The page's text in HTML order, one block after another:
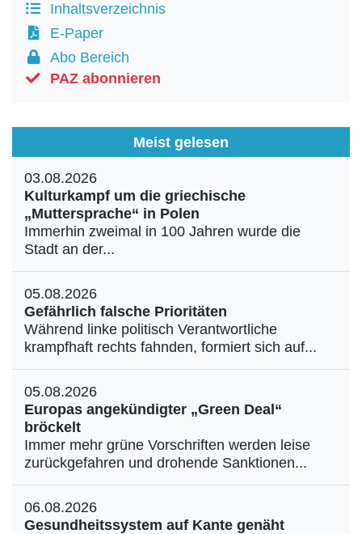
Inhaltsverzeichnis
E-Paper
Abo Bereich
PAZ abonnieren
Meist gelesen
03.08.2026
Kulturkampf um die griechische
„Muttersprache“ in Polen
Immerhin zweimal in 100 Jahren wurde die
Stadt an der...
05.08.2026
Gefährlich falsche Prioritäten
Während linke politisch Verantwortliche
krampfhaft rechts fahnden, formiert sich auf...
05.08.2026
Europas angekündigter „Green Deal“
bröckelt
Immer mehr grüne Vorschriften werden leise
zurückgefahren und drohende Sanktionen...
06.08.2026
Gesundheitssystem auf Kante genäht